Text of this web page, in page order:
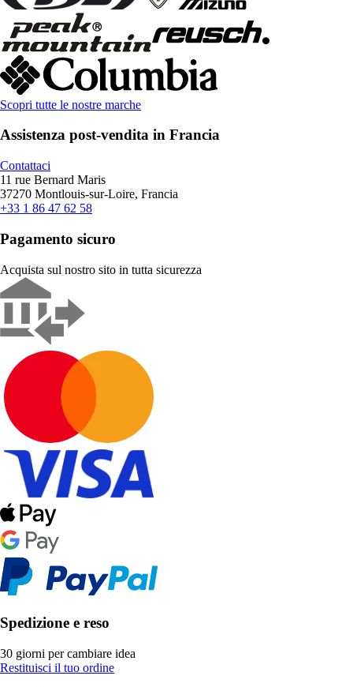
Scopri tutte le nostre marche
Assistenza post-vendita in Francia
Contattaci
11 rue Bernard Maris
37270 Montlouis-sur-Loire, Francia
+33 1 86 47 62 58
Pagamento sicuro
Acquista sul nostro sito in tutta sicurezza
Spedizione e reso
30 giorni per cambiare idea
Restituisci il tuo ordine